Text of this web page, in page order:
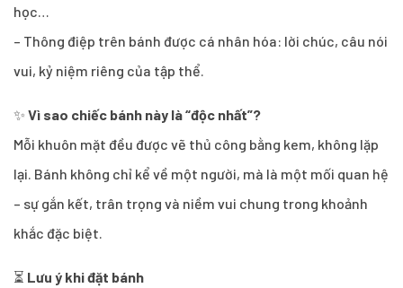
học…
– Thông điệp trên bánh được cá nhân hóa: lời chúc, câu nói
vui, kỷ niệm riêng của tập thể.
✨ Vì sao chiếc bánh này là “độc nhất”?
Mỗi khuôn mặt đều được vẽ thủ công bằng kem, không lặp
lại. Bánh không chỉ kể về một người, mà là một mối quan hệ
– sự gắn kết, trân trọng và niềm vui chung trong khoảnh
khắc đặc biệt.
⏳ Lưu ý khi đặt bánh